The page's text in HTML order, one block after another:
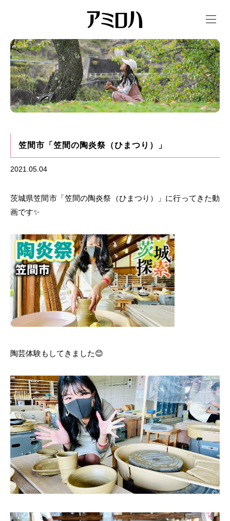
t
g
l
e
n
a
v
i
g
a
t
笠間市「笠間の陶炎祭（ひまつり）」
2021.05.04
茨城県笠間市「笠間の陶炎祭（ひまつり）」に行ってきた動
画です✨
陶芸体験もしてきました😊